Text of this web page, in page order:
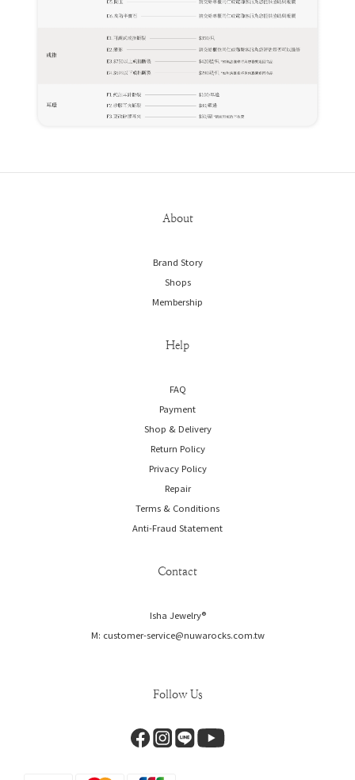
About
Brand Story
Shops
Membership
Help
FAQ
Payment
Shop & Delivery
Return Policy
Privacy Policy
Repair
Terms & Conditions
Anti-Fraud Statement
Contact
Isha Jewelry®️
M: customer-service@nuwarocks.com.tw
Follow Us